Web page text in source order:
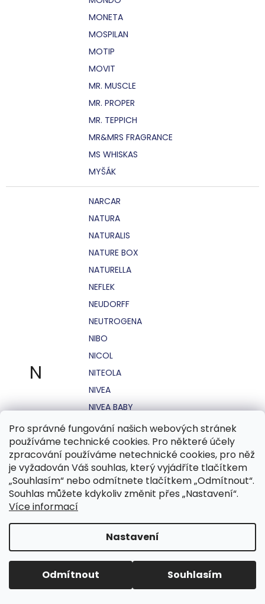
Pro správné fungování našich webových stránek
používáme technické cookies. Pro některé účely
zpracování používáme netechnické cookies, pro něž
je vyžadován Váš souhlas, který vyjádříte tlačítkem
„Souhlasím“ nebo odmítnete tlačítkem „Odmítnout“.
Souhlas můžete kdykoliv změnit přes „Nastavení“.
Více informací
Nastavení
Odmítnout Souhlasím
MONETA
MOSPILAN
MOTIP
MOVIT
MR. MUSCLE
MR. PROPER
MR. TEPPICH
MR&MRS FRAGRANCE
MS WHISKAS
MYŠÁK
N
NARCAR
NATURA
NATURALIS
NATURE BOX
NATURELLA
NEFLEK
NEUDORFF
NEUTROGENA
NIBO
NICOL
NITEOLA
NIVEA
NIVEA BABY
NIVEA MEN
NIVEA SUN
NO STRESS
NOHEL GARDEN
NORDICS
NUK
O.B.
OASIS